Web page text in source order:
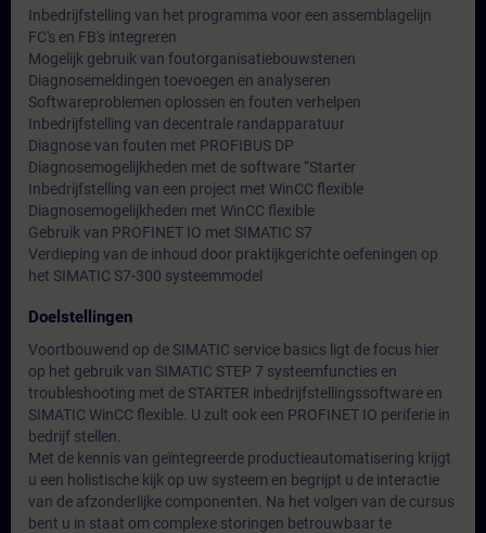
Inbedrijfstelling van het programma voor een assemblagelijn
FC's en FB's integreren
Mogelijk gebruik van foutorganisatiebouwstenen
Diagnosemeldingen toevoegen en analyseren
Softwareproblemen oplossen en fouten verhelpen
Inbedrijfstelling van decentrale randapparatuur
Diagnose van fouten met PROFIBUS DP
Diagnosemogelijkheden met de software “Starter
Inbedrijfstelling van een project met WinCC flexible
Diagnosemogelijkheden met WinCC flexible
Gebruik van PROFINET IO met SIMATIC S7
Verdieping van de inhoud door praktijkgerichte oefeningen op
het SIMATIC S7-300 systeemmodel
Doelstellingen
Voortbouwend op de SIMATIC service basics ligt de focus hier
op het gebruik van SIMATIC STEP 7 systeemfuncties en
troubleshooting met de STARTER inbedrijfstellingssoftware en
SIMATIC WinCC flexible. U zult ook een PROFINET IO periferie in
bedrijf stellen.
Met de kennis van geïntegreerde productieautomatisering krijgt
u een holistische kijk op uw systeem en begrijpt u de interactie
van de afzonderlijke componenten. Na het volgen van de cursus
bent u in staat om complexe storingen betrouwbaar te